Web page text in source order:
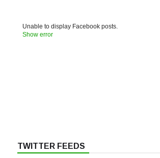
Unable to display Facebook posts.
Show error
TWITTER FEEDS